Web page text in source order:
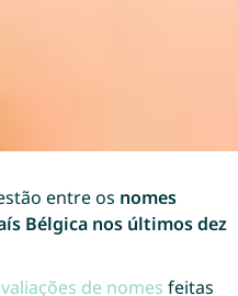
entre os nomes
Bélgica nos últimos dez
de nomes feitas